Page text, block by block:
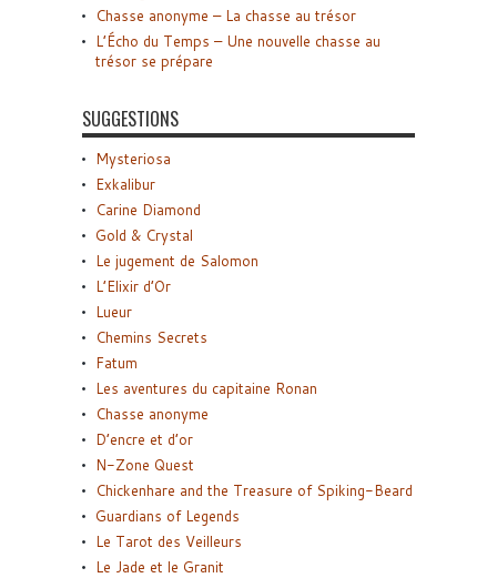
Chasse anonyme – La chasse au trésor
L’Écho du Temps – Une nouvelle chasse au
trésor se prépare
SUGGESTIONS
Mysteriosa
Exkalibur
Carine Diamond
Gold & Crystal
Le jugement de Salomon
L’Elixir d’Or
Lueur
Chemins Secrets
Fatum
Les aventures du capitaine Ronan
Chasse anonyme
D’encre et d’or
N-Zone Quest
Chickenhare and the Treasure of Spiking-Beard
Guardians of Legends
Le Tarot des Veilleurs
Le Jade et le Granit